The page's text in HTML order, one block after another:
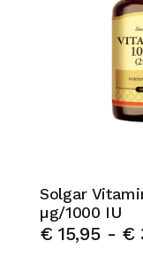
Solgar
µg/1000 IU
€15,95 - €